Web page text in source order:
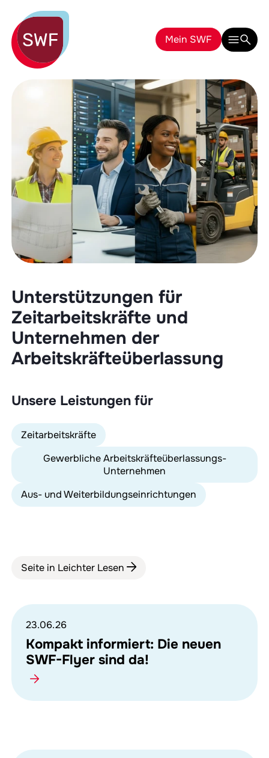
Mein SWF
Unterstützungen für
Zeitarbeitskräfte und
Unternehmen der
Arbeitskräfteüberlassung
Unsere Leistungen für
Zeitarbeitskräfte
Gewerbliche Arbeitskräfteüberlassungs-
Unternehmen
Aus- und Weiterbildungseinrichtungen
Seite in Leichter Lesen
23.06.26
Kompakt informiert: Die neuen
SWF-Flyer sind da!